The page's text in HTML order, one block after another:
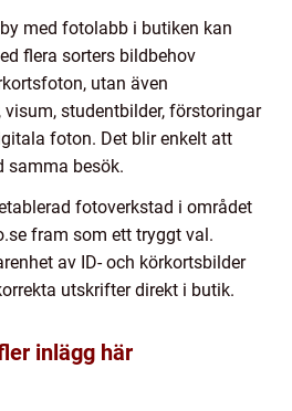
med fotolabb i butiken kan
flera sorters bildbehov
utan även
visum, studentbilder, förstoringar
foton. Det blir enkelt att
samma besök.
fotoverkstad i området
fram som ett tryggt val.
av ID- och körkortsbilder
utskrifter direkt i butik.
inlägg här